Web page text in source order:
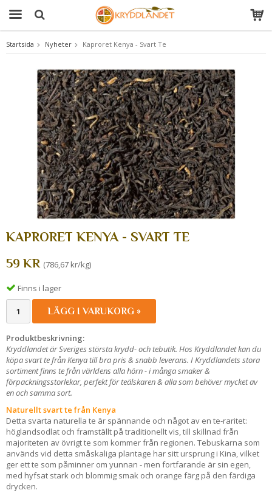
Produkten har blivit tillagd i varukorgen
Startsida Nyheter Kaproret Kenya - Svart Te
KAPRORET KENYA - SVART TE
59 KR (786,67 kr/kg)
Finns i lager
LÄGG I VARUKORG »
Produktbeskrivning:
Kryddlandet är Sveriges största krydd- och tebutik. Hos Kryddlandet kan du
köpa svart te från Kenya till bra pris & snabb leverans. I Kryddlandets stora
sortiment finns te från världens alla hörn - i många smaker &
förpackningsstorlekar, perfekt för teälskaren & alla som behöver mycket av
en och samma sort.
Naturellt svart te från Kenya
Detta svarta naturella te är spännande och något av en te-raritet:
höglandsodlat och framställt på traditionellt vis, till skillnad från
majoriteten av övrigt te som kommer från regionen. Tebuskarna som
används vid detta småskaliga plantage har sitt ursprung i Kina, vilket
ger ett te som påminner om yunnan - men fortfarande är sin egen,
med hyfsat stark och blommig smak och orange färg på den färdiga
drycken.